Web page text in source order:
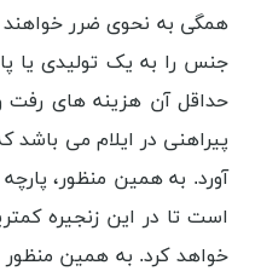
همگی به نحوی ضرر خواهند
جنس را به یک تولیدی یا
حداقل آن هزینه های رفت
پیراهنی در ایلام می باشد
آورد. به همین منظور،
است تا در این زنجیره
خواهد کرد. به همین منظور